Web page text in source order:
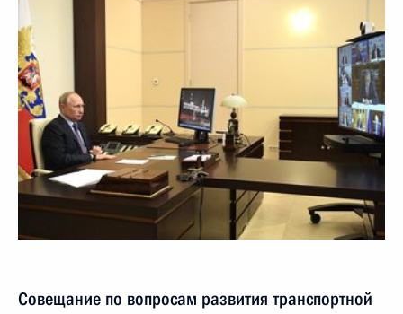
Совещание по вопросам развития транспортной